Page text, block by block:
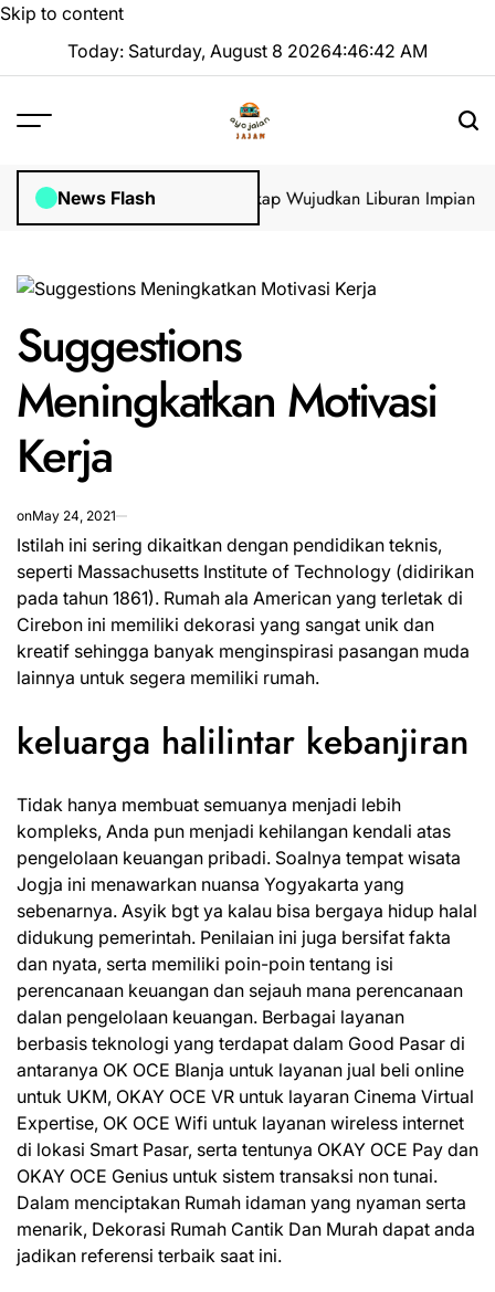
Skip to content
Today: Saturday, August 8 20264:46:43 AM
News Flash
di GoVisa: Panduan Lengkap Wujudkan Liburan Impian 2025
Suggestions
Meningkatkan Motivasi
Kerja
onMay 24, 2021
Istilah ini sering dikaitkan dengan pendidikan teknis,
seperti Massachusetts Institute of Technology (didirikan
pada tahun 1861). Rumah ala American yang terletak di
Cirebon ini memiliki dekorasi yang sangat unik dan
kreatif sehingga banyak menginspirasi pasangan muda
lainnya untuk segera memiliki rumah.
keluarga halilintar kebanjiran
Tidak hanya membuat semuanya menjadi lebih
kompleks, Anda pun menjadi kehilangan kendali atas
pengelolaan keuangan pribadi. Soalnya tempat wisata
Jogja ini menawarkan nuansa Yogyakarta yang
sebenarnya. Asyik bgt ya kalau bisa bergaya hidup halal
didukung pemerintah. Penilaian ini juga bersifat fakta
dan nyata, serta memiliki poin-poin tentang isi
perencanaan keuangan dan sejauh mana perencanaan
dalan pengelolaan keuangan. Berbagai layanan
berbasis teknologi yang terdapat dalam Good Pasar di
antaranya OK OCE Blanja untuk layanan jual beli online
untuk UKM, OKAY OCE VR untuk layaran Cinema Virtual
Expertise, OK OCE Wifi untuk layanan wireless internet
di lokasi Smart Pasar, serta tentunya OKAY OCE Pay dan
OKAY OCE Genius untuk sistem transaksi non tunai.
Dalam menciptakan Rumah idaman yang nyaman serta
menarik, Dekorasi Rumah Cantik Dan Murah dapat anda
jadikan referensi terbaik saat ini.